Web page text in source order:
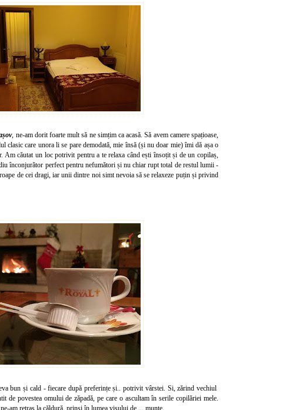
, ne-am dorit foarte mult să ne simțim ca acasă. Să avem camere spațioase,
clasic care unora li se pare demodată, mie însă (și nu doar mie) îmi dă așa o
Am căutat un loc potrivit pentru a te relaxa când ești însoțit și de un copilaș,
înconjurător perfect pentru nefumători și nu chiar rupt total de restul lumii -
de cei dragi, iar unii dintre noi simt nevoia să se relaxeze puțin și privind
bun și cald - fiecare după preferințe și.. potrivit vârstei. Si, zărind vechiul
de povestea omului de zăpadă, pe care o ascultam în serile copilăriei mele.
am retras la căldură, prinși în lumea visului de ... munte.